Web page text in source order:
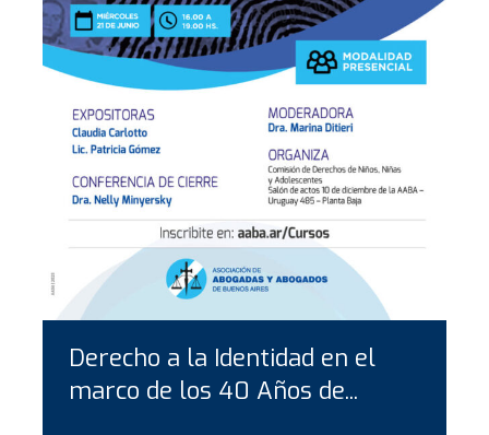
Derecho a la Identidad en el
marco de los 40 Años de...